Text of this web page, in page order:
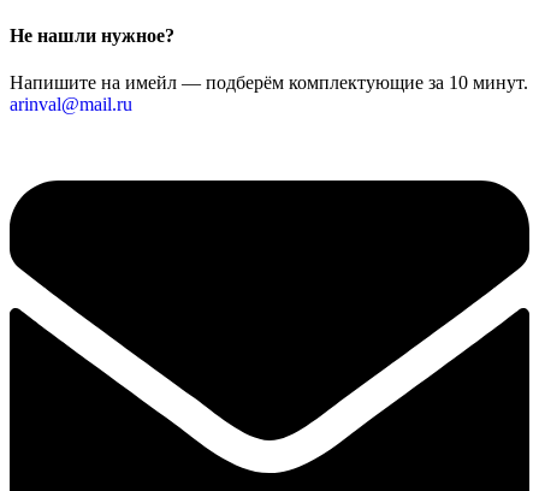
Не нашли нужное?
Напишите на имейл — подберём комплектующие за 10 минут.
arinval@mail.ru